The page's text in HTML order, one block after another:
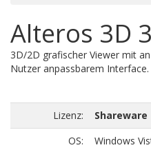
Alteros 3D
3D/2D grafischer Viewer mit
Nutzer anpassbarem Interface.
Lizenz:
Shareware
OS:
Windows